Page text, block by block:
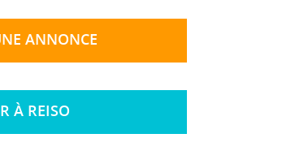
ANNONCE
À REISO